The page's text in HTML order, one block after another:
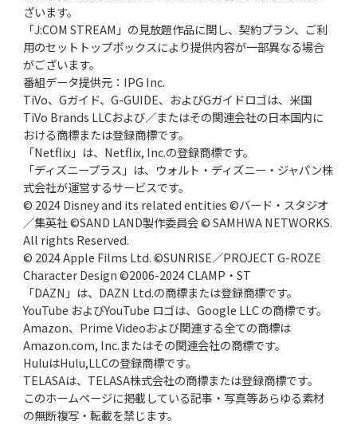
ざいます。
「J:COM STREAM」の見放題作品に関し、契約プラン、ご利
用のセットトップボックスにより提供内容が一部異なる場合
がございます。
番組データ提供元：IPG Inc.
TiVo、Gガイド、G-GUIDE、およびGガイドロゴは、米国
TiVo Brands LLCおよび／またはその関連会社の日本国内に
おける商標または登録商標です。
「Netflix」は、Netflix, Inc.の登録商標です。
「ディズニープラス」は、ウォルト・ディズニー・ジャパン株
式会社が運営するサービスです。
© 2024 Disney and its related entities ©バード・スタジオ
／集英社 ©SAND LAND製作委員会 © SAMHWA NETWORKS.
All rights Reserved.
© 2024 Apple Films Ltd. ©SUNRISE／PROJECT G-ROZE
Character Design ©2006-2024 CLAMP・ST
「DAZN」は、DAZN Ltd.の商標または登録商標です。
YouTube およびYouTube ロゴは、Google LLC の商標です。
Amazon、Prime Videoおよび関連する全ての商標は
Amazon.com, Inc.またはその関連会社の商標です。
HuluはHulu,LLCの登録商標です。
TELASAは、TELASA株式会社の商標または登録商標です。
このホームページに掲載している記事・写真等あらゆる素材
の無断複写・転載を禁じます。